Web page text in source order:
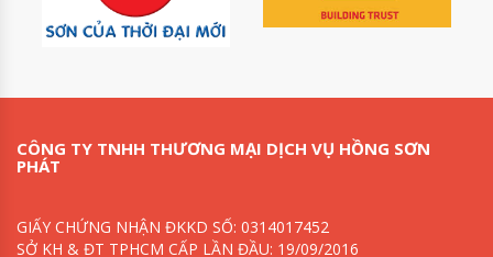
CÔNG TY TNHH THƯƠNG MẠI DỊCH VỤ HỒNG SƠN
PHÁT
GIẤY CHỨNG NHẬN ĐKKD SỐ: 0314017452
SỞ KH & ĐT TPHCM CẤP LẦN ĐẦU: 19/09/2016